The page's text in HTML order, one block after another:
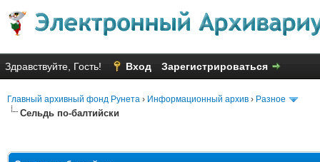
Здравствуйте, Гость! Вход Зарегистрироваться
Главный архивный фонд Рунета › Информационный архив › Разное
Сельдь по-балтийски